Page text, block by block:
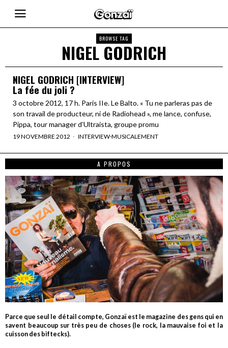
BROWSE TAG
NIGEL GODRICH
NIGEL GODRICH [INTERVIEW]
La fée du joli ?
3 octobre 2012, 17 h. Paris IIe. Le Balto. « Tu ne parleras pas de
son travail de producteur, ni de Radiohead », me lance, confuse,
Pippa, tour manager d’Ultraista, groupe promu
19 NOVEMBRE 2012 INTERVIEW·MUSICALEMENT
A PROPOS
Parce que seul le détail compte, Gonzaï est le magazine des gens qui en
savent beaucoup sur très peu de choses (le rock, la mauvaise foi et la
cuisson des biftecks).